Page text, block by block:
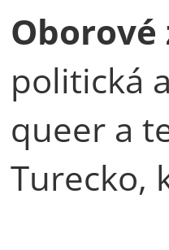
politická
queer a
Turecko,